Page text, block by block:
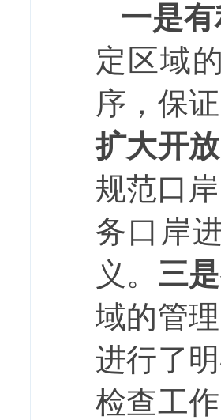
一是
定区域
序，保
扩大开放
规范口岸
务口岸
义。 三
域的管
进行了
检查工